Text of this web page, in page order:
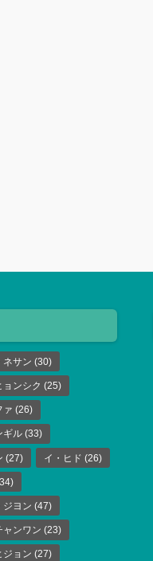
ネサン (30)
ョンシク (25)
ァ (26)
ギル (33)
(27) イ・ヒド (26)
ジヨン (47)
ャンワン (23)
ジョン (27)